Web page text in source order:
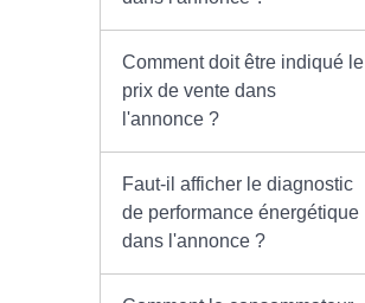
Comment doit être indiqué le
prix de vente dans
l'annonce ?
Faut-il afficher le diagnostic
de performance énergétique
dans l'annonce ?